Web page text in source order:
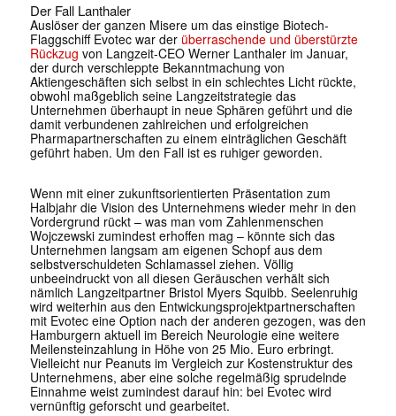
Der Fall Lanthaler
Auslöser der ganzen Misere um das einstige Biotech-
Flaggschiff Evotec war der überraschende und überstürzte
Rückzug von Langzeit-CEO Werner Lanthaler im Januar,
der durch verschleppte Bekanntmachung von
Aktiengeschäften sich selbst in ein schlechtes Licht rückte,
obwohl maßgeblich seine Langzeitstrategie das
Unternehmen überhaupt in neue Sphären geführt und die
damit verbundenen zahlreichen und erfolgreichen
Pharmapartnerschaften zu einem einträglichen Geschäft
geführt haben. Um den Fall ist es ruhiger geworden.
Wenn mit einer zukunftsorientierten Präsentation zum
Halbjahr die Vision des Unternehmens wieder mehr in den
Vordergrund rückt – was man vom Zahlenmenschen
Wojczewski zumindest erhoffen mag – könnte sich das
Unternehmen langsam am eigenen Schopf aus dem
selbstverschuldeten Schlamassel ziehen. Völlig
unbeeindruckt von all diesen Geräuschen verhält sich
nämlich Langzeitpartner Bristol Myers Squibb. Seelenruhig
wird weiterhin aus den Entwickungsprojektpartnerschaften
mit Evotec eine Option nach der anderen gezogen, was den
Hamburgern aktuell im Bereich Neurologie eine weitere
Meilensteinzahlung in Höhe von 25 Mio. Euro erbringt.
Vielleicht nur Peanuts im Vergleich zur Kostenstruktur des
Unternehmens, aber eine solche regelmäßig sprudelnde
Einnahme weist zumindest darauf hin: bei Evotec wird
vernünftig geforscht und gearbeitet.